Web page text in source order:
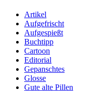
Artikel
Aufgefrischt
Aufgespießt
Buchtipp
Cartoon
Editorial
Gepanschtes
Glosse
Gute alte Pillen